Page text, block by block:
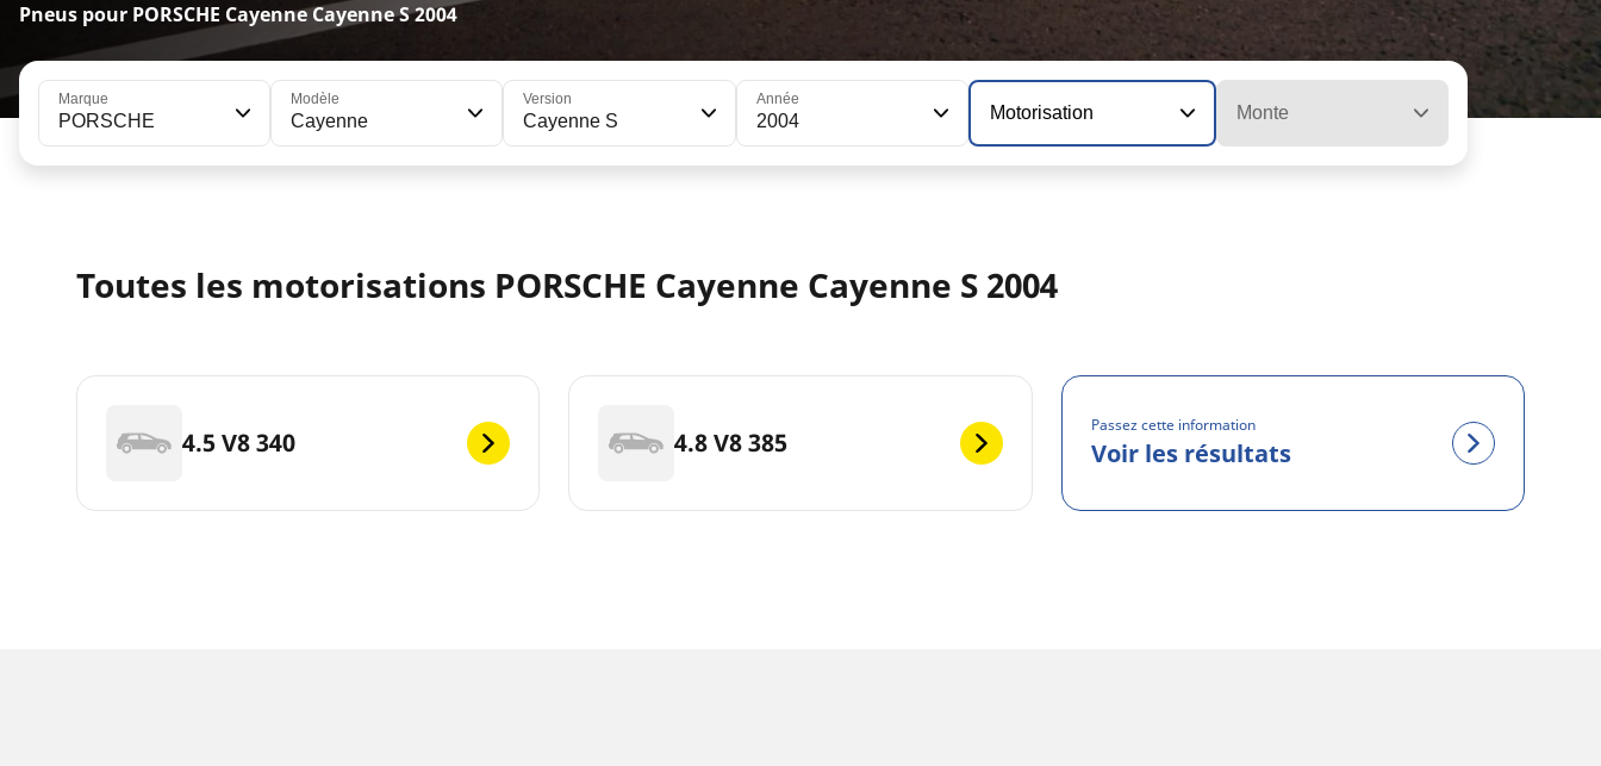
Pneus pour PORSCHE Cayenne Cayenne S 2004
Marque
PORSCHE
Modèle
Cayenne
Version
Cayenne S
Année
2004 Motorisation Monte
Toutes les motorisations PORSCHE Cayenne Cayenne S 2004
4.5 V8 340 4.8 V8 385
Passez cette information
Voir les résultats